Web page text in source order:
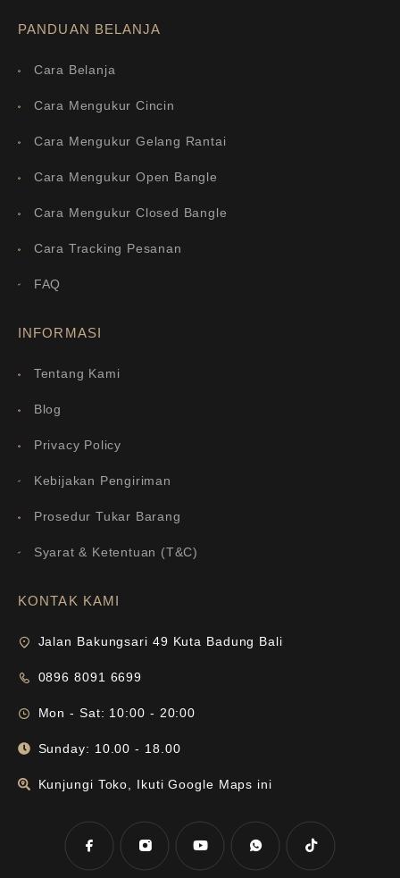
PANDUAN BELANJA
Cara Belanja
Cara Mengukur Cincin
Cara Mengukur Gelang Rantai
Cara Mengukur Open Bangle
Cara Mengukur Closed Bangle
Cara Tracking Pesanan
FAQ
INFORMASI
Tentang Kami
Blog
Privacy Policy
Kebijakan Pengiriman
Prosedur Tukar Barang
Syarat & Ketentuan (T&C)
KONTAK KAMI
Jalan Bakungsari 49 Kuta Badung Bali
0896 8091 6699
Mon - Sat: 10:00 - 20:00
Sunday: 10.00 - 18.00
Kunjungi Toko, Ikuti Google Maps ini